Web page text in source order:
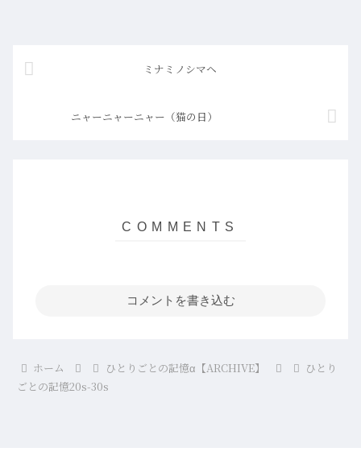
ミナミノシマヘ
ニャーニャーニャー（猫の日）
コメントを書き込む
ホーム ひとりごとの記憶α【ARCHIVE】
ひとり
ごとの記憶20s-30s